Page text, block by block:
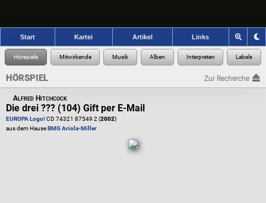
Start Kartei Artikel Links
HÖRSPIEL Zur Recherche
Alfred Hitchcock
Die drei ??? (104) Gift per E-Mail
EUROPA Logo!CD 74321 87549 2 (2002)
aus dem Hause BMG Ariola-Miller